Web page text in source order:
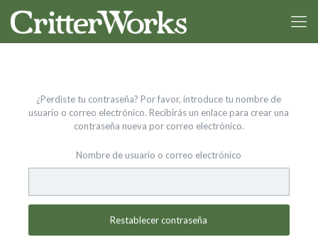
¿Perdiste tu contraseña? Por favor, introduce tu nombre de
usuario o correo electrónico. Recibirás un enlace para crear una
contraseña nueva por correo electrónico.
Nombre de usuario o correo electrónico
Restablecer contraseña